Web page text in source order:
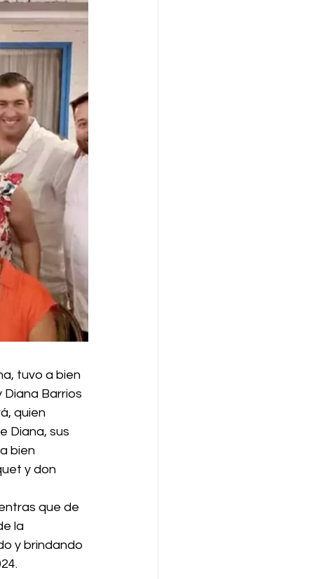
tuvo a bien
Barrios
quien
Diana, sus
bien
y don
que de
la
y brindando